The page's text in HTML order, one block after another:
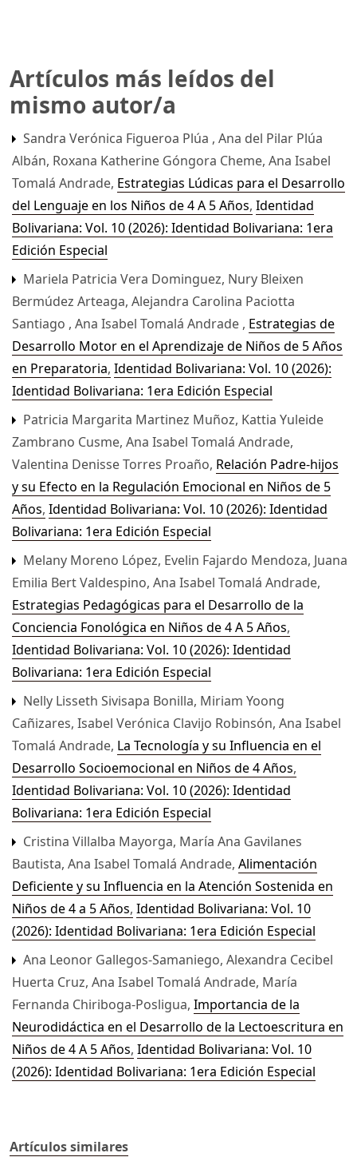
Artículos más leídos del
mismo autor/a
Sandra Verónica Figueroa Plúa , Ana del Pilar Plúa
Albán, Roxana Katherine Góngora Cheme, Ana Isabel
Tomalá Andrade, Estrategias Lúdicas para el Desarrollo
del Lenguaje en los Niños de 4 A 5 Años, Identidad
Bolivariana: Vol. 10 (2026): Identidad Bolivariana: 1era
Edición Especial
Mariela Patricia Vera Dominguez, Nury Bleixen
Bermúdez Arteaga, Alejandra Carolina Paciotta
Santiago , Ana Isabel Tomalá Andrade , Estrategias de
Desarrollo Motor en el Aprendizaje de Niños de 5 Años
en Preparatoria, Identidad Bolivariana: Vol. 10 (2026):
Identidad Bolivariana: 1era Edición Especial
Patricia Margarita Martinez Muñoz, Kattia Yuleide
Zambrano Cusme, Ana Isabel Tomalá Andrade,
Valentina Denisse Torres Proaño, Relación Padre-hijos
y su Efecto en la Regulación Emocional en Niños de 5
Años, Identidad Bolivariana: Vol. 10 (2026): Identidad
Bolivariana: 1era Edición Especial
Melany Moreno López, Evelin Fajardo Mendoza, Juana
Emilia Bert Valdespino, Ana Isabel Tomalá Andrade,
Estrategias Pedagógicas para el Desarrollo de la
Conciencia Fonológica en Niños de 4 A 5 Años,
Identidad Bolivariana: Vol. 10 (2026): Identidad
Bolivariana: 1era Edición Especial
Nelly Lisseth Sivisapa Bonilla, Miriam Yoong
Cañizares, Isabel Verónica Clavijo Robinsón, Ana Isabel
Tomalá Andrade, La Tecnología y su Influencia en el
Desarrollo Socioemocional en Niños de 4 Años,
Identidad Bolivariana: Vol. 10 (2026): Identidad
Bolivariana: 1era Edición Especial
Cristina Villalba Mayorga, María Ana Gavilanes
Bautista, Ana Isabel Tomalá Andrade, Alimentación
Deficiente y su Influencia en la Atención Sostenida en
Niños de 4 a 5 Años, Identidad Bolivariana: Vol. 10
(2026): Identidad Bolivariana: 1era Edición Especial
Ana Leonor Gallegos-Samaniego, Alexandra Cecibel
Huerta Cruz, Ana Isabel Tomalá Andrade, María
Fernanda Chiriboga-Posligua, Importancia de la
Neurodidáctica en el Desarrollo de la Lectoescritura en
Niños de 4 A 5 Años, Identidad Bolivariana: Vol. 10
(2026): Identidad Bolivariana: 1era Edición Especial
Artículos similares